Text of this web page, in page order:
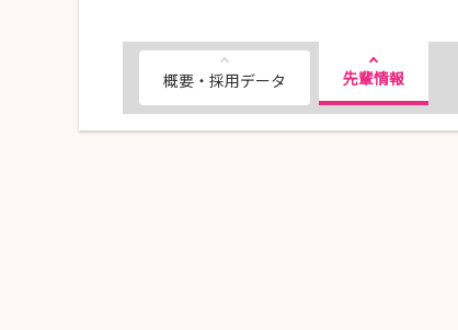
概要・採用データ 先輩情報